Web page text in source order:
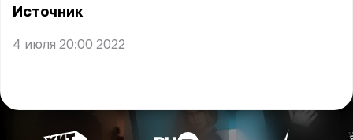
Источник
4 июля 20:00 2022